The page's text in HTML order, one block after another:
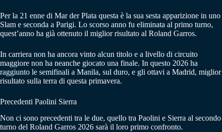
Per la 21 enne di Mar der Plata questa è la sua sesta apparizione in uno
Slam e seconda a Parigi. Lo scorso anno fu eliminata al primo turno,
quest’anno ha già ottenuto il miglior risultato al Roland Garros.
In carriera non ha ancora vinto alcun titolo e a livello di circuito
maggiore non ha neanche giocato una finale. In questo 2026 ha
raggiunto le semifinali a Manila, sul duro, e gli ottavi a Madrid, miglior
risultato sulla terra di questa primavera.
Precedenti Paolini Sierra
Non ci sono precedenti tra le due, quello tra Paolini e Sierra al secondo
turno del Roland Garros 2026 sarà il loro primo confronto.